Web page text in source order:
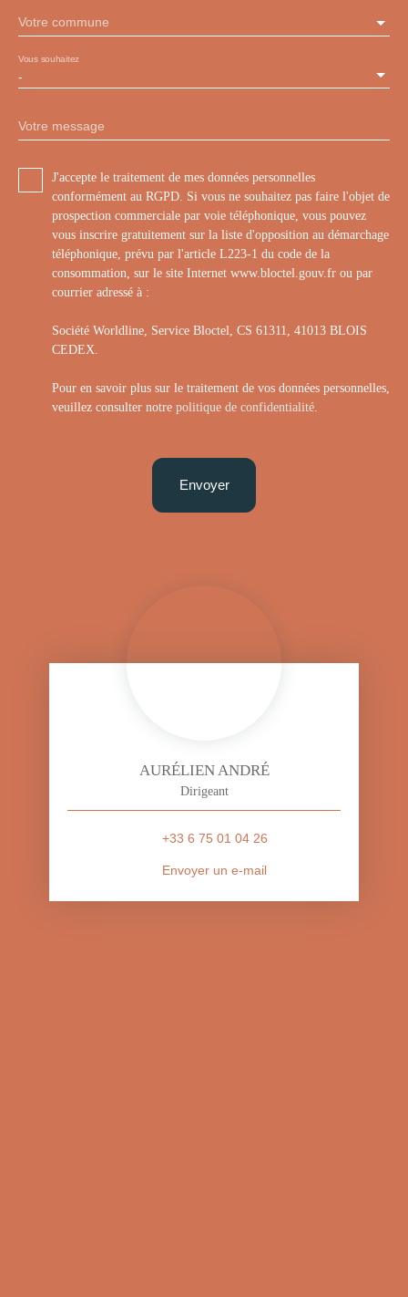
Votre commune
-
Vous souhaitez
Votre message
J'accepte le traitement de mes données personnelles
conformément au RGPD. Si vous ne souhaitez pas faire l'objet de
prospection commerciale par voie téléphonique, vous pouvez
vous inscrire gratuitement sur la liste d'opposition au démarchage
téléphonique, prévu par l'article L223-1 du code de la
consommation, sur le site Internet www.bloctel.gouv.fr ou par
courrier adressé à :
Société Worldline, Service Bloctel, CS 61311, 41013 BLOIS
CEDEX.
Pour en savoir plus sur le traitement de vos données personnelles,
veuillez consulter notre politique de confidentialité
Envoyer
AURÉLIEN ANDRÉ
Dirigeant
+33 6 75 01 04 26
Envoyer un e-mail